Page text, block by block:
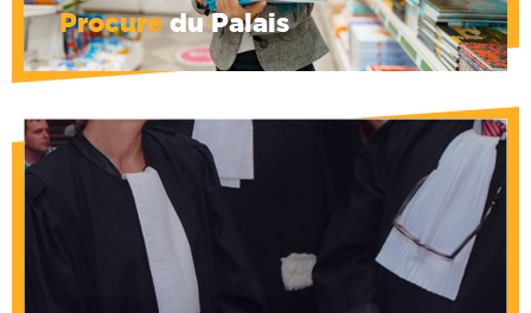
Procuredu Palais
De nouvelles toges sont à votre disposition
au vestiaire, en taille Small, Large et Xtra
Large au prix de 3 € la location.